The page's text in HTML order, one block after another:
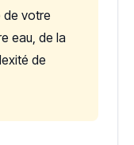
de votre
eau, de la
de